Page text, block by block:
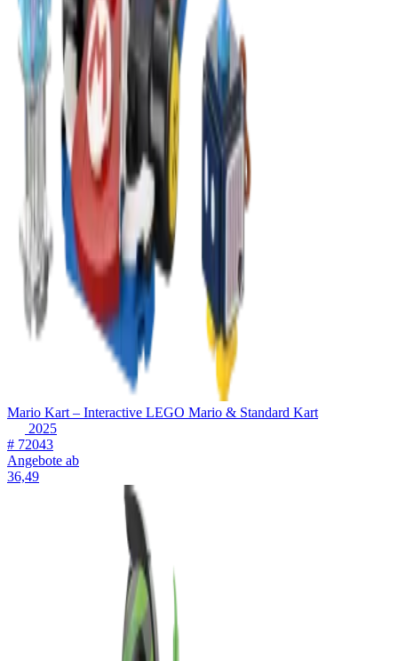
Mario Kart – Interactive LEGO Mario & Standard Kart
2025
# 72043
Angebote ab
36,49